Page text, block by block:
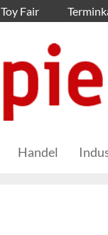
Toy Fair
Handel